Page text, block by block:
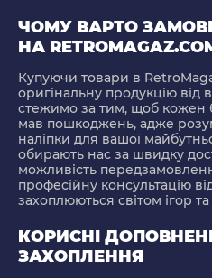
ЧОМУ ВАРТО
НА
Купуючи товари в
оригінальну продукцію
стежимо за тим, щоб кожен
мав пошкоджень, адже
наліпки для вашої
обирають нас за швидку
можливість
професійну консультацію
захоплюються світом ігор та
КОРИСНІ
ЗАХОПЛЕННЯ